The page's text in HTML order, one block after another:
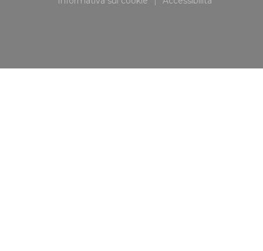
((apre una nuova finestra))